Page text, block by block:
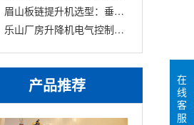
眉山板链提升机选型：垂直输送与Z型连续
乐山厂房升降机电气控制箱常见故障：接
产品推荐
在
线
客
服